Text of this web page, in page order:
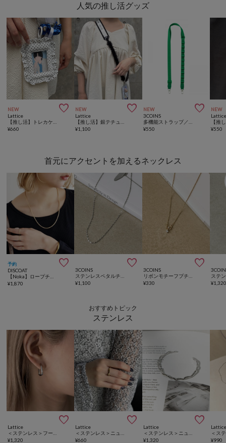
人気の推し活グッズ
NEW 
Lattice
¥660
NEW 
Lattice
¥1,100
NEW 
3COINS
¥550
NEW
¥550
首元にアクセントを加えるネックレス
予約 
DISCOAT
¥1,870

3COINS
¥1,100

3COINS
¥330 ¥
おすすめトピック
ステンレス

Lattice
¥1,320

Lattice
¥660

Lattice
¥1,320 ¥990